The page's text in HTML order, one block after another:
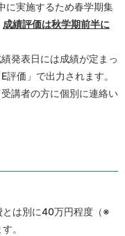
に実施するため春学期集
成績評価は秋学期前半に
発表日には成績が定まっ
評価」で出力されます。
講者の方に個別に連絡い
とは別に40万円程度（※
。